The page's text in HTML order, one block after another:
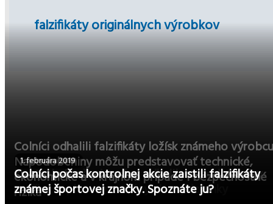
falzifikáty originálnych výrobkov
8. februára 2019
Kontrola finačnej správy odhalila napodobeniny
značky Apple – smartfóny ako aj doplnky
5. februára 2019
Colníci odhalili falzifikáty ložísk známeho
Napodobeniny môžu predstavovať technické,
ekonomické a v krajnom prípade i bezpečnostné
riziká
1. februára 2019
Colníci počas kontrolnej akcie zaistili falzifikáty
známej športovej značky. Spoznáte ju?